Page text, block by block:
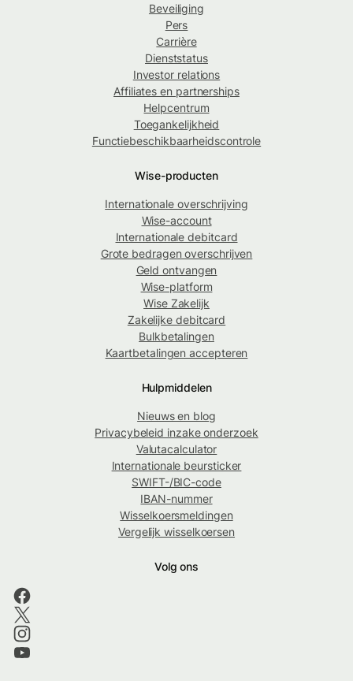
Beveiliging
Pers
Carrière
Dienststatus
Investor relations
Affiliates en partnerships
Helpcentrum
Toegankelijkheid
Functiebeschikbaarheidscontrole
Wise-producten
Internationale overschrijving
Wise-account
Internationale debitcard
Grote bedragen overschrijven
Geld ontvangen
Wise-platform
Wise Zakelijk
Zakelijke debitcard
Bulkbetalingen
Kaartbetalingen accepteren
Hulpmiddelen
Nieuws en blog
Privacybeleid inzake onderzoek
Valutacalculator
Internationale beursticker
SWIFT-/BIC-code
IBAN-nummer
Wisselkoersmeldingen
Vergelijk wisselkoersen
Volg ons